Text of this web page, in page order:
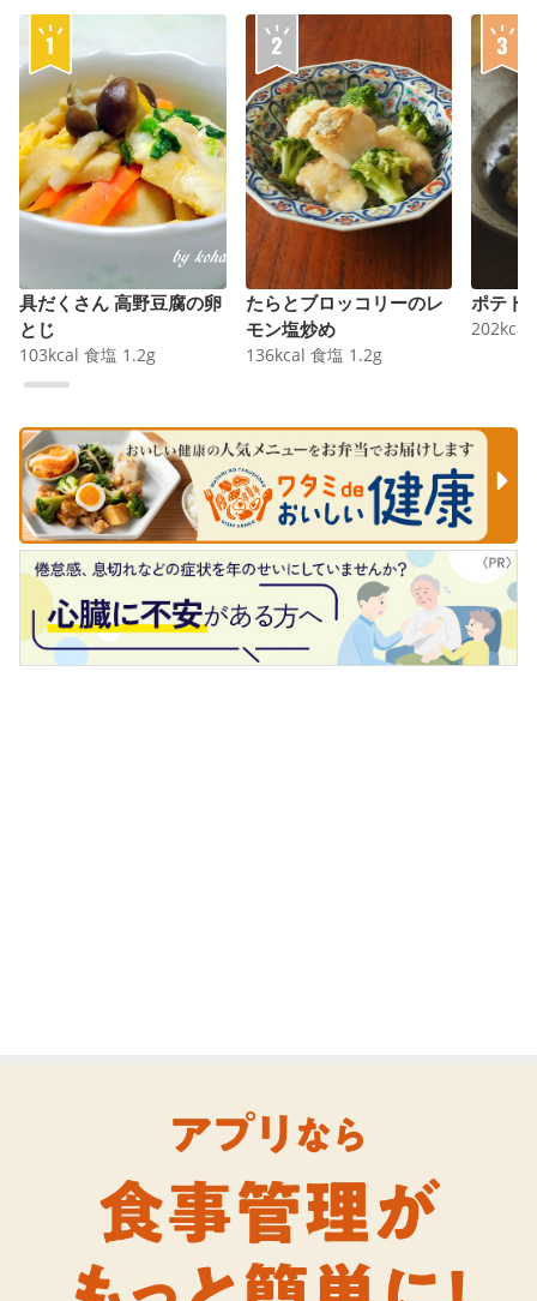
具だくさん 高野豆腐の卵
とじ
103kcal 食塩 1.2g
たらとブロッコリーのレ
モン塩炒め
136kcal 食塩 1.2g
ポテト
202kcal